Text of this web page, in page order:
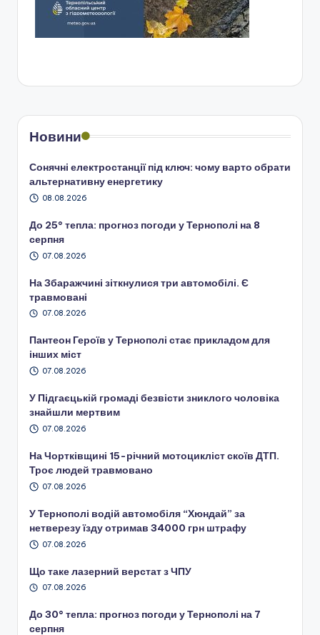
Новини
Сонячні електростанції під ключ: чому варто обрати
альтернативну енергетику
08.08.2026
До 25° тепла: прогноз погоди у Тернополі на 8
серпня
07.08.2026
На Збаражчині зіткнулися три автомобілі. Є
травмовані
07.08.2026
Пантеон Героїв у Тернополі стає прикладом для
інших міст
07.08.2026
У Підгаєцькій громаді безвісти зниклого чоловіка
знайшли мертвим
07.08.2026
На Чортківщині 15-річний мотоцикліст скоїв ДТП.
Троє людей травмовано
07.08.2026
У Тернополі водій автомобіля “Хюндай” за
нетверезу їзду отримав 34000 грн штрафу
07.08.2026
Що таке лазерний верстат з ЧПУ
07.08.2026
До 30° тепла: прогноз погоди у Тернополі на 7
серпня